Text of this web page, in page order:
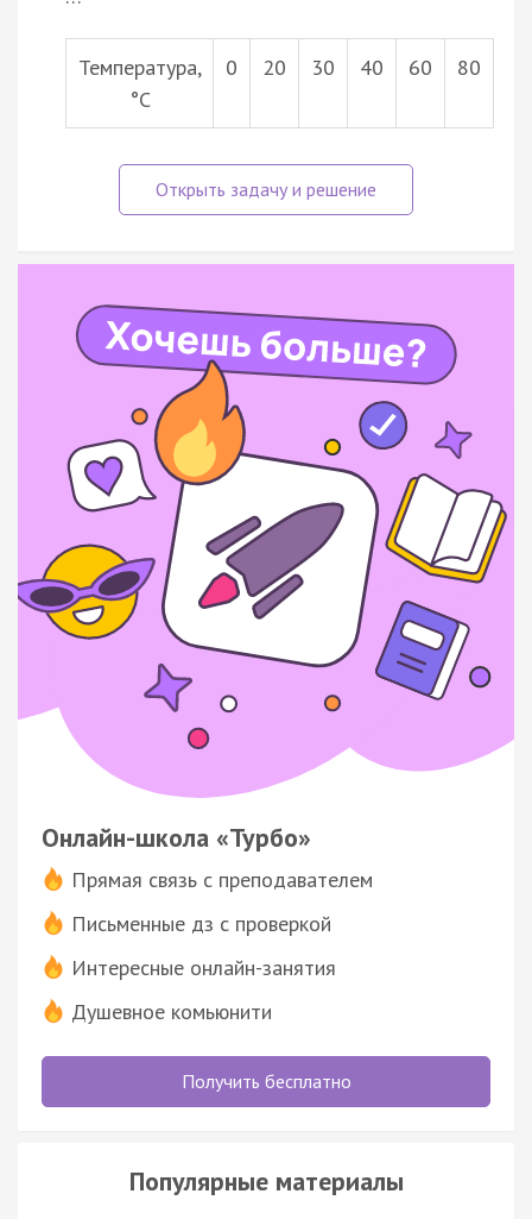
Температура,
°С
0 20 30 40 60 80
Онлайн-школа «Турбо»
Прямая связь с преподавателем
Письменные дз с проверкой
Интересные онлайн-занятия
Душевное комьюнити
Получить бесплатно
Популярные материалы